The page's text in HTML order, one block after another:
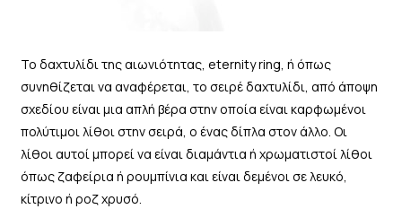
Το δαχτυλίδι της αιωνιότητας, eternity ring, ή όπως
συνηθίζεται να αναφέρεται, το σειρέ δαχτυλίδι, από άποψη
σχεδίου είναι μια απλή βέρα στην οποία είναι καρφωμένοι
πολύτιμοι λίθοι στην σειρά, ο ένας δίπλα στον άλλο. Οι
λίθοι αυτοί μπορεί να είναι διαμάντια ή χρωματιστοί λίθοι
όπως ζαφείρια ή ρουμπίνια και είναι δεμένοι σε λευκό,
κίτρινο ή ροζ χρυσό.